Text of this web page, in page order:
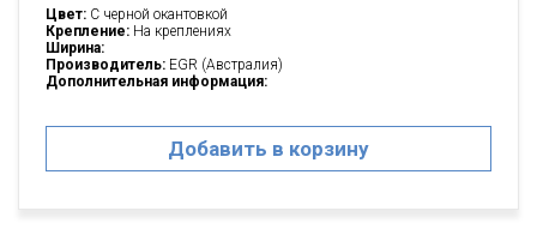
Цвет: C черной окантовкой
Крепление: На креплениях
Ширина:
Производитель: EGR (Австралия)
Дополнительная информация:
Добавить в корзину